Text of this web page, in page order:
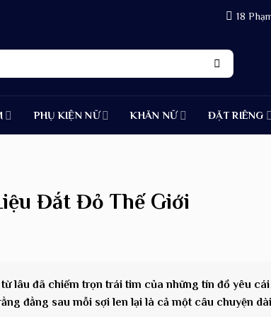
18
PHỤ KIỆN NỮ KHĂN NỮ ĐẶT RIÊNG
Đắt Đỏ Thế Giới
lâu đã chiếm trọn trái tim của những tín đồ yêu cái
đằng sau mỗi sợi len lại là cả một câu chuyện dài